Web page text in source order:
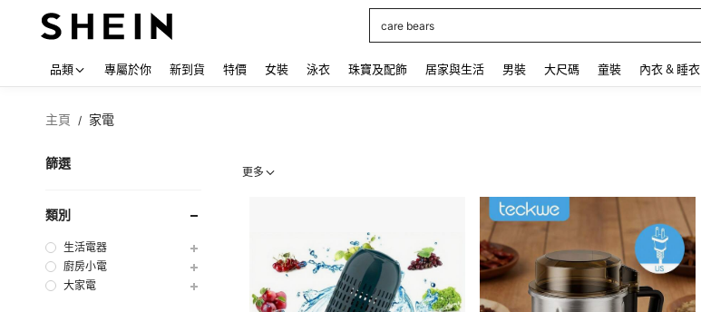
背心
品類 專屬於你 新到貨 特價 女裝 泳衣 珠寶及配飾 居家與生活 男裝 大尺碼 童裝 內衣 & 睡衣
主頁 / 家電
篩選
類別
生活電器
廚房小電
大家電
更多